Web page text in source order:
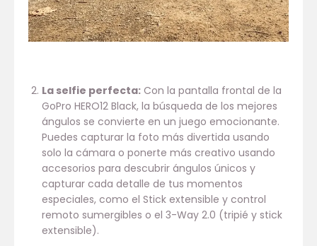
La selfie perfecta:Con la pantalla frontal de la
GoPro HERO12 Black, la búsqueda de los mejores
ángulos se convierte en un juego emocionante.
Puedes capturar la foto más divertida usando
solo la cámara o ponerte más creativo usando
accesorios para descubrir ángulos únicos y
capturar cada detalle de tus momentos
especiales, como el Stick extensible y control
remoto sumergibles o el 3-Way 2.0 (tripié y stick
extensible).